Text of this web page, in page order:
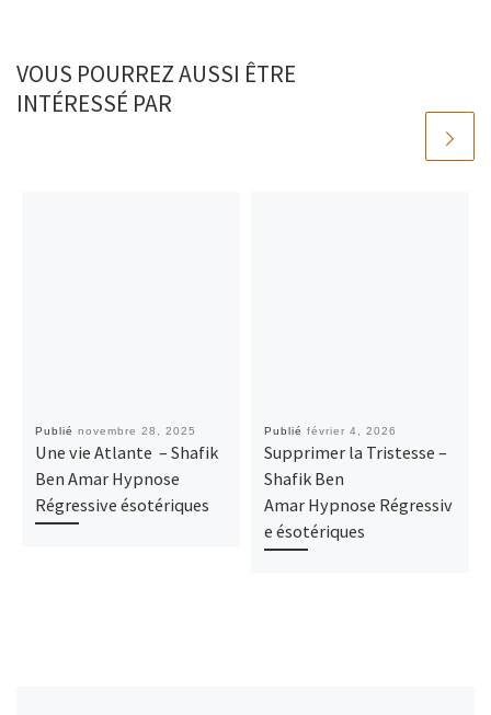
VOUS POURREZ AUSSI ÊTRE
INTÉRESSÉ PAR
Publié novembre 28, 2025
Une vie Atlante – Shafik
Ben Amar Hypnose
Régressive ésotériques
Publié février 4, 2026
Supprimer la Tristesse –
Shafik Ben
Amar Hypnose Régressiv
e ésotériques